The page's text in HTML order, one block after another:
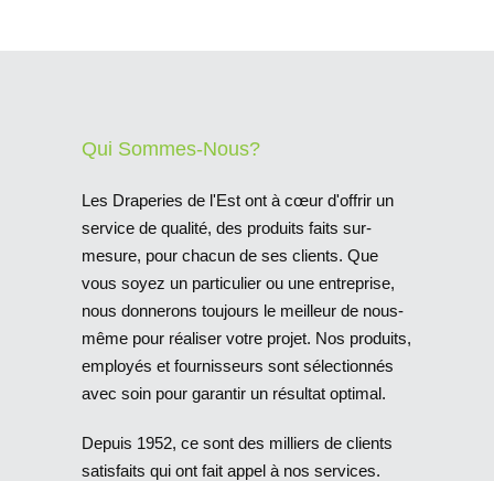
Qui Sommes-Nous?
Les Draperies de l'Est ont à cœur d'offrir un
service de qualité, des produits faits sur-
mesure, pour chacun de ses clients. Que
vous soyez un particulier ou une entreprise,
nous donnerons toujours le meilleur de nous-
même pour réaliser votre projet. Nos produits,
employés et fournisseurs sont sélectionnés
avec soin pour garantir un résultat optimal.
Depuis 1952, ce sont des milliers de clients
satisfaits qui ont fait appel à nos services.